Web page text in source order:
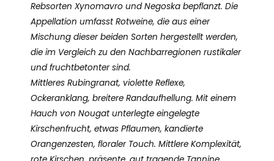
Rebsorten Xynomavro und Negoska bepflanzt. Die
Appellation umfasst Rotweine, die aus einer
Mischung dieser beiden Sorten hergestellt werden,
die im Vergleich zu den Nachbarregionen rustikaler
und fruchtbetonter sind.
Mittleres Rubingranat, violette Reflexe,
Ockeranklang, breitere Randaufhellung. Mit einem
Hauch von Nougat unterlegte eingelegte
Kirschenfrucht, etwas Pflaumen, kandierte
Orangenzesten, floraler Touch. Mittlere Komplexität,